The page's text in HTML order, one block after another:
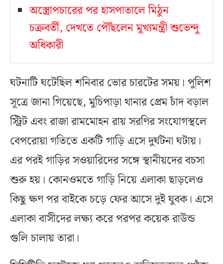
অস্ত্রোপচারের পর হাসপাতালে মিঠুন
চক্রবর্তী, দেখতে পৌঁছলেন মুখ্যমন্ত্রী শুভেন্দু
অধিকারী
ঘটনাটি ঘটেছিল শনিবার ভোর চারটের সময়। পুলিশ
সূত্রে জানা গিয়েছে, মুচিপাড়া থানার প্রেম চাঁদ বড়াল
স্ট্রিট এবং রাজা রামমোহন রায় সরণির সংযোগস্থলে
বেপরোয়া গতিতে একটি গাড়ি এসে দুর্ঘটনা ঘটায়।
এর পরই গাড়ির সওয়ারিদের সঙ্গে স্থানীয়দের বচসা
শুরু হয়। কোনওমতে গাড়ি নিয়ে এলাকা ছাড়লেও
কিছু ক্ষণ পর বাইকে চড়ে ফের আসে দুই যুবক। এসে
এলাকা বাসীদের লক্ষ্য করে পরপর কয়েক রাউন্ড
গুলি চালায় তারা।